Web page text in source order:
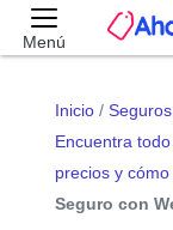
Menú
Inicio /
Encuentra
precios y
Seguro con